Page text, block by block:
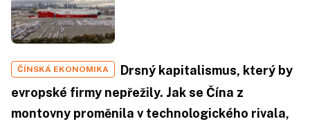
ČÍNSKÁ EKONOMIKA
Drsný kapitalismus, který by
evropské firmy nepřežily. Jak se Čína z
montovny proměnila v technologického rivala,